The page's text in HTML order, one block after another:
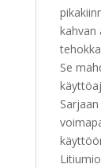
kahvan
Se